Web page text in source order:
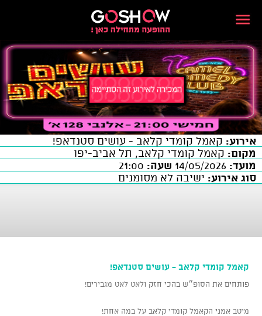
אירוע: קאמל קומדי קלאב - עושים סטנדאפ!
מקום: קאמל קומדי קלאב, תל אביב-יפו
מועד:
שעה:
סוג אירוע: ישיבה לא מסומנים
קאמל קומדי קלאב - עושים סטנדאפ!
פותחים את הסופ״ש בהכי חזק ולאט לאט מגבירים!
מיטב אמני הקאמל קומדי קלאב על במה אחת!